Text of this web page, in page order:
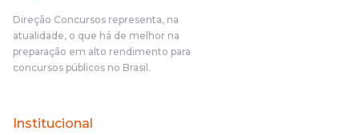
Direção Concursos representa, na
atualidade, o que há de melhor na
preparação em alto rendimento para
concursos públicos no Brasil.
Institucional